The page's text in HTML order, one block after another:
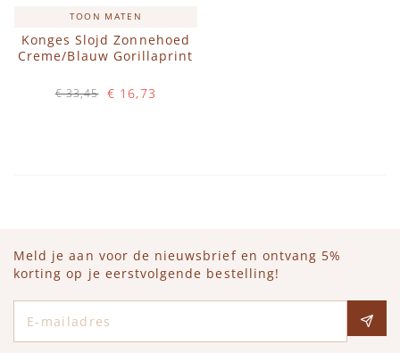
TOON MATEN
Konges Slojd Zonnehoed
Creme/Blauw Gorillaprint
€ 16,73
€ 33,45
Meld je aan voor de nieuwsbrief en ontvang 5%
korting op je eerstvolgende bestelling!